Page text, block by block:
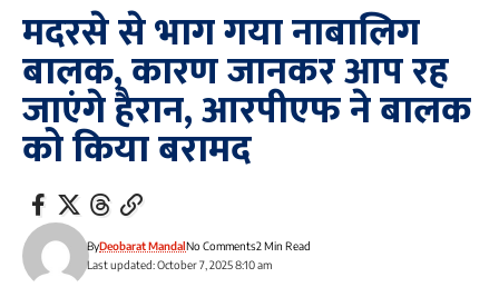
मदरसे से भाग गया नाबालिग
बालक, कारण जानकर आप रह
जाएंगे हैरान, आरपीएफ ने बालक
को किया बरामद
Last updated: October 7, 2025 8:10 am
ByDeobarat MandalNo Comments2 Min Read